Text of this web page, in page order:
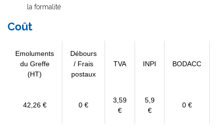
la formalité
Coût
Emoluments
du Greffe
(HT)
Débours
/ Frais
postaux
TVA INPI BODACC
42,26 € 0 €
3,59
€
5,9
€
0 €